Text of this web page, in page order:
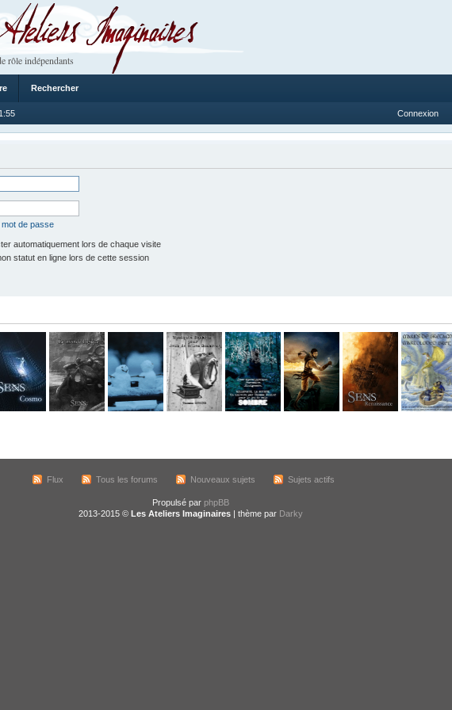
Imaginaires
rôle indépendants
Rechercher
Connexion
mot de passe
automatiquement lors de chaque visite
statut en ligne lors de cette session
Flux Tous les forums Nouveaux sujets Sujets actifs
Propulsé par phpBB
2013-2015 © Les Ateliers Imaginaires | thème par Darky